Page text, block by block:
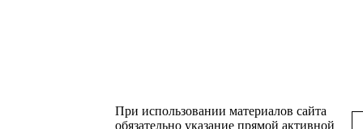
При использовании материалов сайта
обязательно указание прямой активной